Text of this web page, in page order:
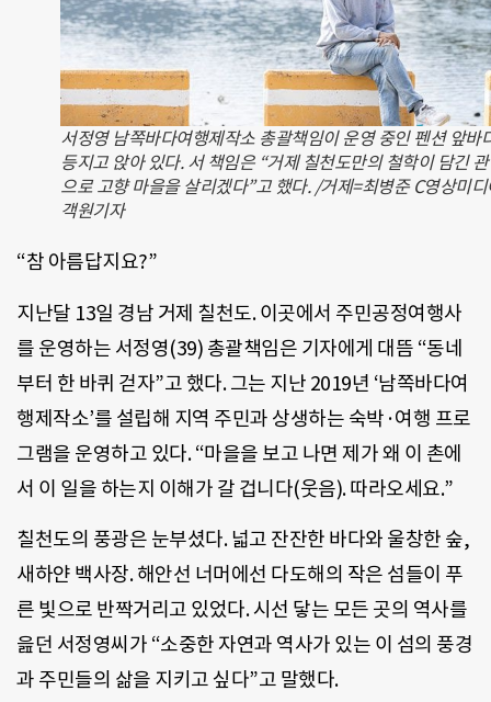
서정영 남쪽바다여행제작소 총괄책임이 운영 중인 펜션 앞바
등지고 앉아 있다. 서 책임은 “거제 칠천도만의 철학이 담긴
으로 고향 마을을 살리겠다”고 했다. /거제=최병준 C영상미디
객원기자
“참 아름답지요?”
지난달 13일 경남 거제 칠천도. 이곳에서 주민공정여행사
를 운영하는 서정영(39) 총괄책임은 기자에게 대뜸 “동네
부터 한 바퀴 걷자”고 했다. 그는 지난 2019년 ‘남쪽바다여
행제작소’를 설립해 지역 주민과 상생하는 숙박·여행 프로
그램을 운영하고 있다. “마을을 보고 나면 제가 왜 이 촌에
서 이 일을 하는지 이해가 갈 겁니다(웃음). 따라오세요.”
칠천도의 풍광은 눈부셨다. 넓고 잔잔한 바다와 울창한 숲,
새하얀 백사장. 해안선 너머에선 다도해의 작은 섬들이 푸
른 빛으로 반짝거리고 있었다. 시선 닿는 모든 곳의 역사를
읊던 서정영씨가 “소중한 자연과 역사가 있는 이 섬의 풍경
과 주민들의 삶을 지키고 싶다”고 말했다.